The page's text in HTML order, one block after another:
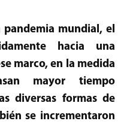
pandemia mundial, el
hacia una
marco, en la medida
mayor tiempo
diversas formas de
se incrementaron